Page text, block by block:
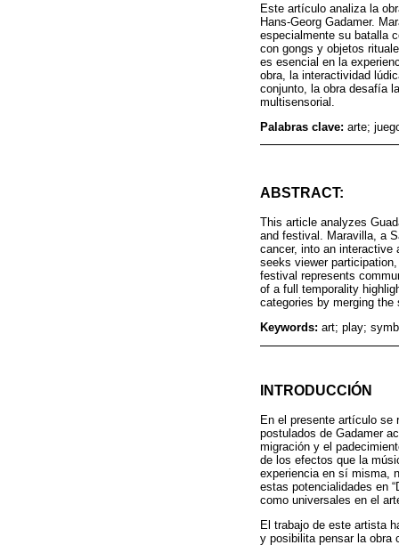
Este artículo analiza la
Hans-Georg Gadamer.
especialmente su batalla
con gongs y objetos
es esencial en la
obra, la interactividad
conjunto, la obra desafía
multisensorial.
Palabras clave: arte;
ABSTRACT:
This article analyzes
and festival. Maravilla, a
cancer, into an interactive
seeks viewer
festival represents
of a full temporality
categories by merging
Keywords: art; play;
INTRODUCCIÓN
En el presente artículo se
postulados de Gadamer
migración y el
de los efectos que la
experiencia en sí misma,
estas potencialidades en
como universales en el
El trabajo de este artista
y posibilita pensar la obra